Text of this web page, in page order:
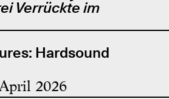
Verrückte im
Hardsound
2026